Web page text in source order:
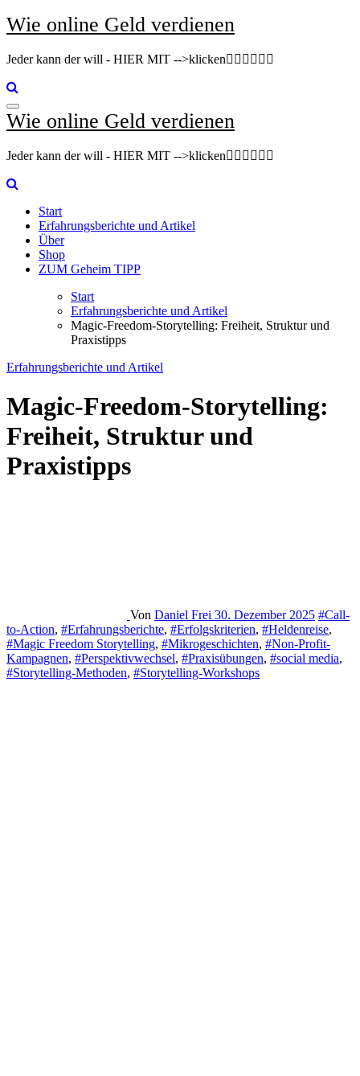
Zum
Inhalt
Wie online Geld verdienen
Jeder kann der will - HIER MIT -->klicken👇🏽👇🏽👇🏽
Wie online Geld verdienen
Jeder kann der will - HIER MIT -->klicken👇🏽👇🏽👇🏽
Start
Erfahrungsberichte und Artikel
Über
Shop
ZUM Geheim TIPP
Start
Erfahrungsberichte und Artikel
Magic-Freedom-Storytelling: Freiheit, Struktur und
Praxistipps
Erfahrungsberichte und Artikel
Magic-Freedom-Storytelling:
Freiheit, Struktur und
Praxistipps
Von Daniel Frei 30. Dezember 2025 #Call-
to-Action, #Erfahrungsberichte, #Erfolgskriterien, #Heldenreise,
#Magic Freedom Storytelling, #Mikrogeschichten, #Non-Profit-
Kampagnen, #Perspektivwechsel, #Praxisübungen, #social media,
#Storytelling-Methoden, #Storytelling-Workshops